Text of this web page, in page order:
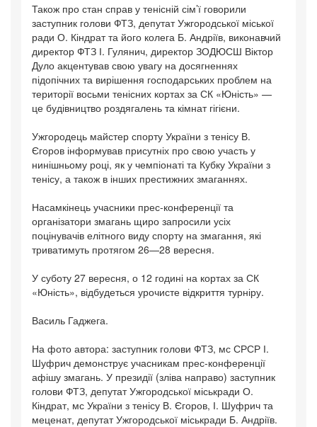
Також про стан справ у тенісній сім’ї говорили
заступник голови ФТЗ, депутат Ужгородської міської
ради О. Кіндрат та його колега Б. Андріїв, виконавчий
директор ФТЗ І. Гулянич, директор ЗОДЮСШ Віктор
Дуло акцентував свою увагу на досягненнях
підопічних та вирішення господарських проблем на
території восьми тенісних кортах за СК «Юність» —
це будівництво роздягалень та кімнат гігієни.
Ужгородець майстер спорту України з тенісу В.
Єгоров інформував присутніх про свою участь у
нинішньому році, як у чемпіонаті та Кубку України з
тенісу, а також в інших престижних змаганнях.
Насамкінець учасники прес-конференції та
організатори змагань щиро запросили усіх
поцінувачів елітного виду спорту на змагання, які
триватимуть протягом 26—28 вересня.
У суботу 27 вересня, о 12 годині на кортах за СК
«Юність», відбудеться урочисте відкриття турніру.
Василь Гаджега.
На фото автора: заступник голови ФТЗ, мс СРСР І.
Шуфрич демонструє учасникам прес-конференції
афішу змагань. У президії (зліва направо) заступник
голови ФТЗ, депутат Ужгородської міськради О.
Кіндрат, мс України з тенісу В. Єгоров, І. Шуфрич та
меценат, депутат Ужгородської міськради Б. Андріїв.